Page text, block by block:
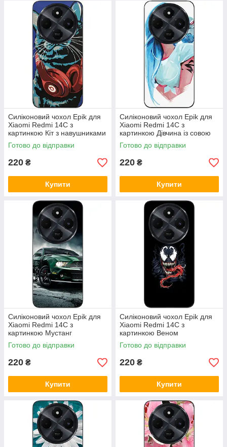
Силіконовий чохол Epik для
Xiaomi Redmi 14C з
картинкою Кіт з навушниками
Готово до відправки
220 ₴
Купити
Силіконовий чохол Epik для
Xiaomi Redmi 14C з
картинкою Дівчина із совою
Готово до відправки
220 ₴
Купити
Силіконовий чохол Epik для
Xiaomi Redmi 14C з
картинкою Мустанг
Готово до відправки
220 ₴
Купити
Силіконовий чохол Epik для
Xiaomi Redmi 14C з
картинкою Веном
Готово до відправки
220 ₴
Купити